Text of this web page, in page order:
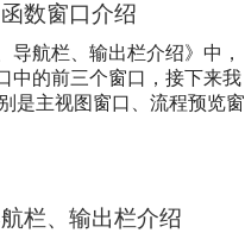
数窗口介绍
导航栏、输出栏介绍》中，
中的前三个窗口，接下来我
是主视图窗口、流程预览窗
栏、输出栏介绍